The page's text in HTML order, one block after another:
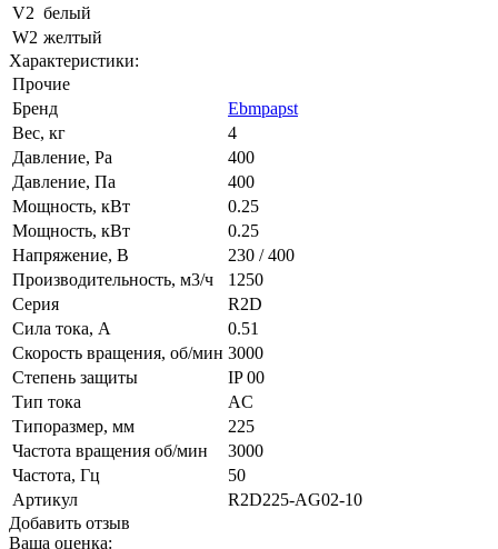
V2 белый
W2 желтый
Характеристики:
Прочие
Бренд
Ebmpapst
Вес, кг
4
Давление, Pa
400
Давление, Па
400
Мощность, кВт
0.25
Мощность, кВт
0.25
Напряжение, В
230 / 400
Производительность, м3/ч
1250
Серия
R2D
Сила тока, А
0.51
Скорость вращения, об/мин 3000
Степень защиты
IP 00
Тип тока
AC
Типоразмер, мм
225
Частота вращения об/мин
3000
Частота, Гц
50
Артикул
R2D225-AG02-10
Добавить отзыв
Ваша оценка: